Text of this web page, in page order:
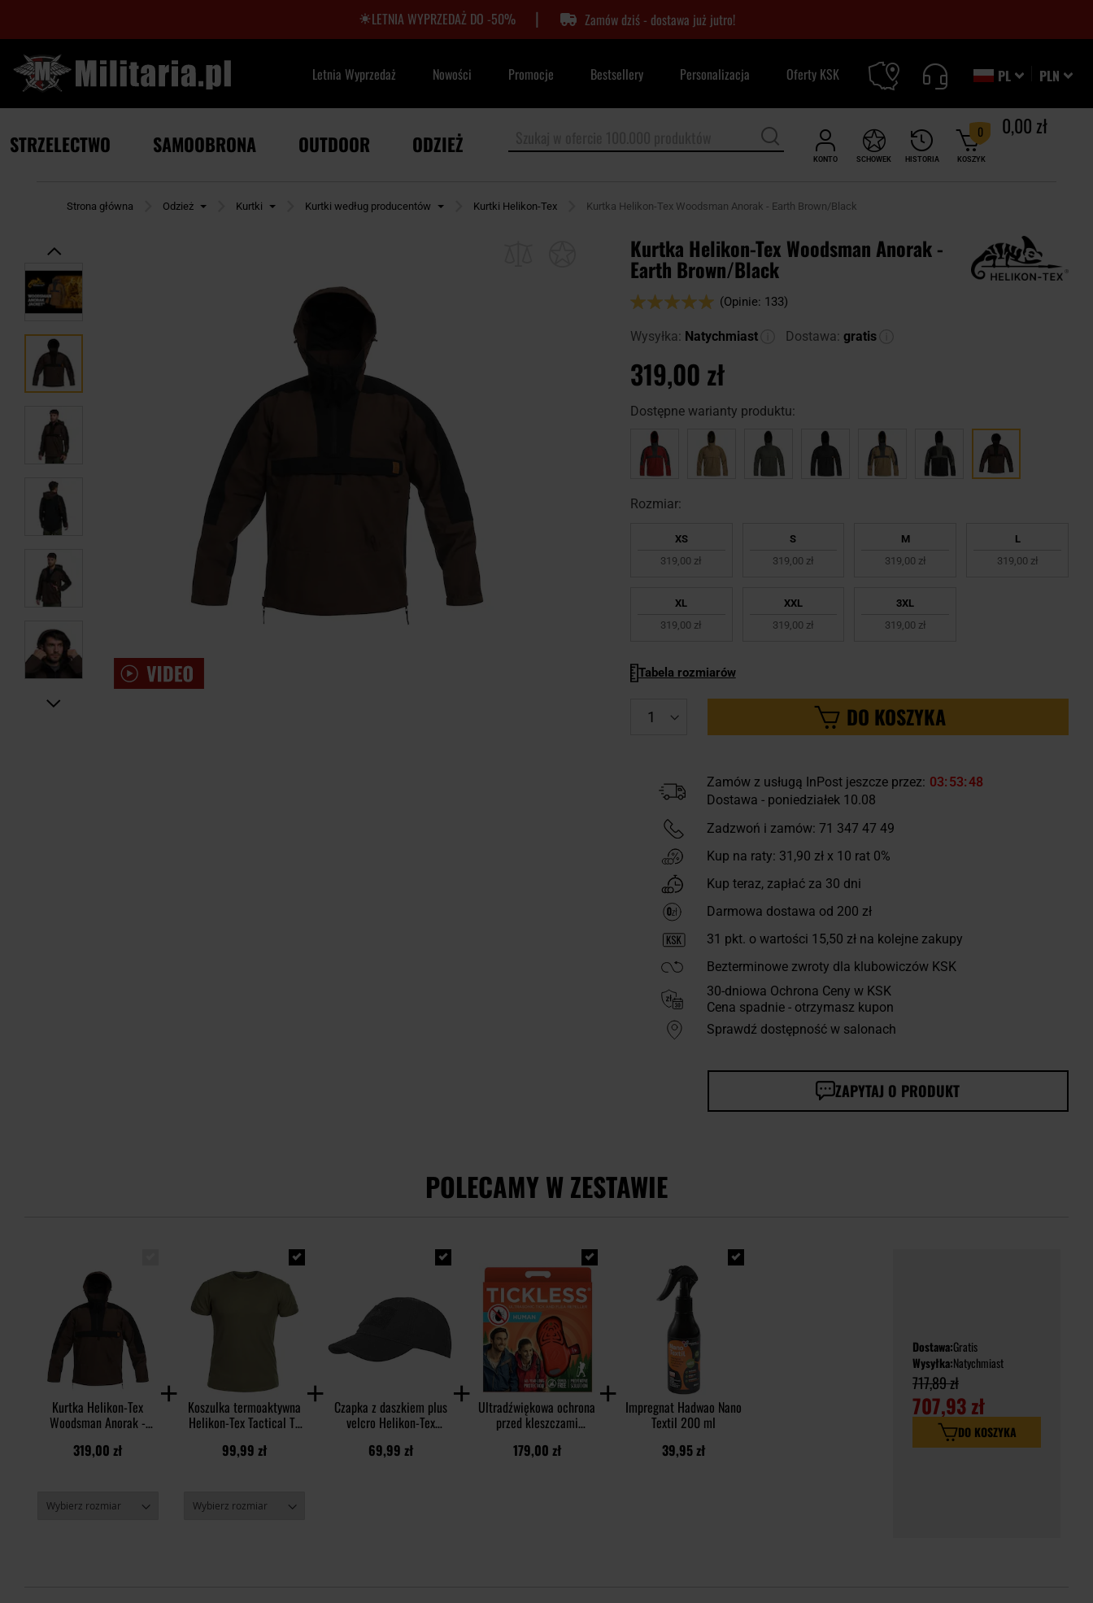
LETNIA WYPRZEDAŻ DO -50% | Zamów dziś - dostawa już jutro!
PLN
PL
Letnia Wyprzedaż Nowości Promocje Bestsellery Personalizacja Oferty KSK
KONTO HISTORIA
SCHOWEK KOSZYK
0 0,00 zł
STRZELECTWO SAMOOBRONA OUTDOOR ODZIEŻ
Strona główna Odzież Kurtki Kurtki według producentów Kurtki Helikon-Tex Kurtka Helikon-Tex Woodsman Anorak - Earth Brown/Black
Kurtka Helikon-Tex Woodsman Anorak -
Earth Brown/Black
Ocena:
(Opinie: 133)
Wysyłka: Natychmiast Dostawa: gratis
319,00 zł
Dostępne warianty produktu:
Rozmiar:
XS
319,00 zł
S
319,00 zł
M
319,00 zł
L
319,00 zł
XL
319,00 zł
XXL
319,00 zł
3XL
319,00 zł
Tabela rozmiarów
DO KOSZYKA
Zamów z usługą InPost jeszcze przez: 03 53 47
Dostawa - poniedziałek 10.08
Zadzwoń i zamów: 71 347 47 49
Kup na raty: 31,90 złx 10 rat 0%
Kup teraz, zapłać za 30 dni
Darmowa dostawa od 200 zł
31 pkt. o wartości 15,50 złna kolejne zakupy
Bezterminowe zwroty dla klubowiczów KSK
30-dniowa Ochrona Ceny w KSK
Cena spadnie - otrzymasz kupon
Sprawdź dostępność w salonach
ZAPYTAJ O PRODUKT
POLECAMY W ZESTAWIE
Kurtka Helikon-Tex
Woodsman Anorak -
319,00 zł
Koszulka termoaktywna
Helikon-Tex Tactical T-
Green
99,99 zł
Czapka z daszkiem plus
velcro Helikon-Tex
Stop - Black
69,99 zł
Ultradźwiękowa ochrona
przed kleszczami
ludzi - Orange
179,00 zł
Impregnat Hadwao Nano
Textil 200 ml
39,95 zł
Dostawa:Gratis
Wysyłka:Natychmiast
717,89 zł
707,93 zł
DO KOSZYKA